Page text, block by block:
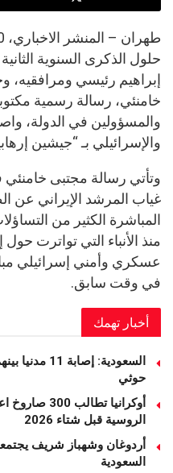
حلول الذكرى السنوية
إبراهيم رئيسي ومرافقيه،
خامنئي، رسالة رسمية
والمسؤولين في الدولة،
والإسرائيلي بـ “جيشين
وتأتي رسالة مجتبى
غياب المرشد الإيراني عن
المباشرة الكثير من
منذ الأنباء التي تواترت
عسكري وأمني إسرائيلي
في وقت سابق.
أخبار تهمك
السعودية:
حوثي
أوكرانيا
الروسية قبل شتاء 2026
أردوغان وشهباز شريف
السعودية